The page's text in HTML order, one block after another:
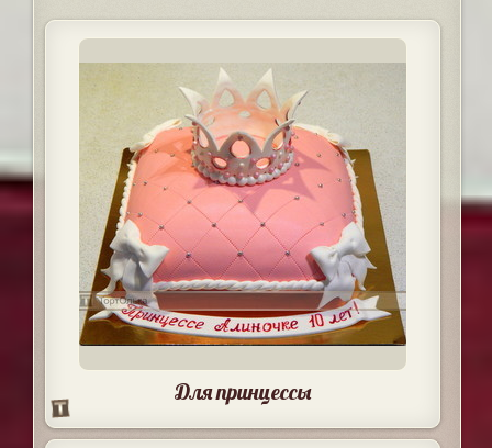
Для принцессы